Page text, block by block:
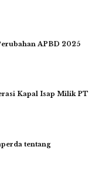
APBD 2025
Kapal Isap Milik PT
tentang